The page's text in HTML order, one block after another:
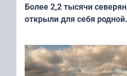
Более 2,2 тысячи северян
открыли для себя родной
«Туризм для своих»